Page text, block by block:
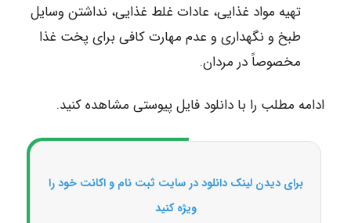
تهیه مواد غذایی، عادات غلط غذایی، نداشتن وسایل
طبخ و نگهداری و عدم مهارت کافی برای پخت غذا
مخصوصاً در مردان.
ادامه مطلب را با دانلود فایل پیوستی مشاهده کنید.
برای دیدن لینک دانلود در سایت ثبت نام و اکانت خود را
ویژه کنید